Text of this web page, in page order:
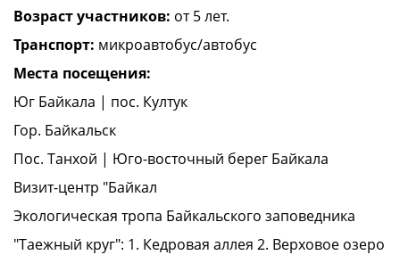
Возраст участников: от 5 лет.
Транспорт: микроавтобус/автобус
Места посещения:​
Юг Байкала | пос. Култук
Гор. Байкальск
Пос. Танхой | Юго-восточный берег Байкала
Визит-центр "Байкал
Экологическая тропа Байкальского заповедника
"Таежный круг": 1. Кедровая аллея 2. Верховое озеро